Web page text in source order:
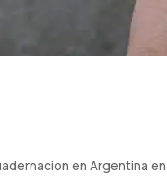
en Argentina